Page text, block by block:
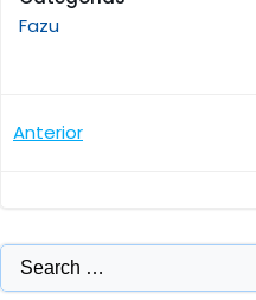
Fazu
Navegação
Post
Anterior
Search
for: